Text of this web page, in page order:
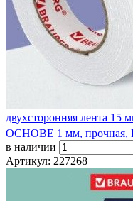
двухсторонняя лента
ОСНОВЕ 1 мм, прочная,
в наличии
Артикул: 227268